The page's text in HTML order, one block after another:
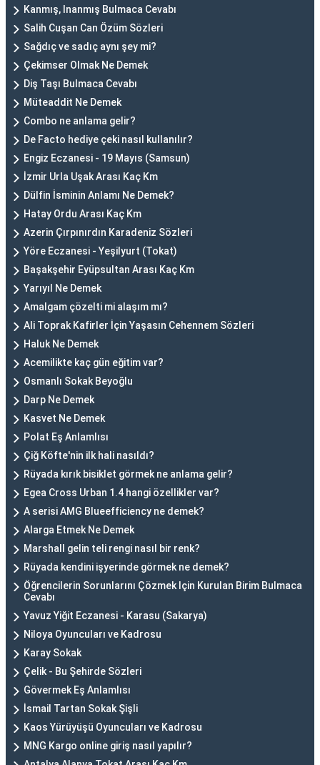
Kanmış, Inanmış Bulmaca Cevabı
Salih Cuşan Can Özüm Sözleri
Sağdıç ve sadıç aynı şey mi?
Çekimser Olmak Ne Demek
Diş Taşı Bulmaca Cevabı
Müteaddit Ne Demek
Combo ne anlama gelir?
De Facto hediye çeki nasıl kullanılır?
Engiz Eczanesi - 19 Mayıs (Samsun)
İzmir Urla Uşak Arası Kaç Km
Dülfin İsminin Anlamı Ne Demek?
Hatay Ordu Arası Kaç Km
Azerin Çırpınırdın Karadeniz Sözleri
Yöre Eczanesi - Yeşilyurt (Tokat)
Başakşehir Eyüpsultan Arası Kaç Km
Yarıyıl Ne Demek
Amalgam çözelti mi alaşım mı?
Ali Toprak Kafirler İçin Yaşasın Cehennem Sözleri
Haluk Ne Demek
Acemilikte kaç gün eğitim var?
Osmanlı Sokak Beyoğlu
Darp Ne Demek
Kasvet Ne Demek
Polat Eş Anlamlısı
Çiğ Köfte'nin ilk hali nasıldı?
Rüyada kırık bisiklet görmek ne anlama gelir?
Egea Cross Urban 1.4 hangi özellikler var?
A serisi AMG Blueefficiency ne demek?
Alarga Etmek Ne Demek
Marshall gelin teli rengi nasıl bir renk?
Rüyada kendini işyerinde görmek ne demek?
Öğrencilerin Sorunlarını Çözmek Için Kurulan Birim Bulmaca
Cevabı
Yavuz Yiğit Eczanesi - Karasu (Sakarya)
Niloya Oyuncuları ve Kadrosu
Karay Sokak
Çelik - Bu Şehirde Sözleri
Gövermek Eş Anlamlısı
İsmail Tartan Sokak Şişli
Kaos Yürüyüşü Oyuncuları ve Kadrosu
MNG Kargo online giriş nasıl yapılır?